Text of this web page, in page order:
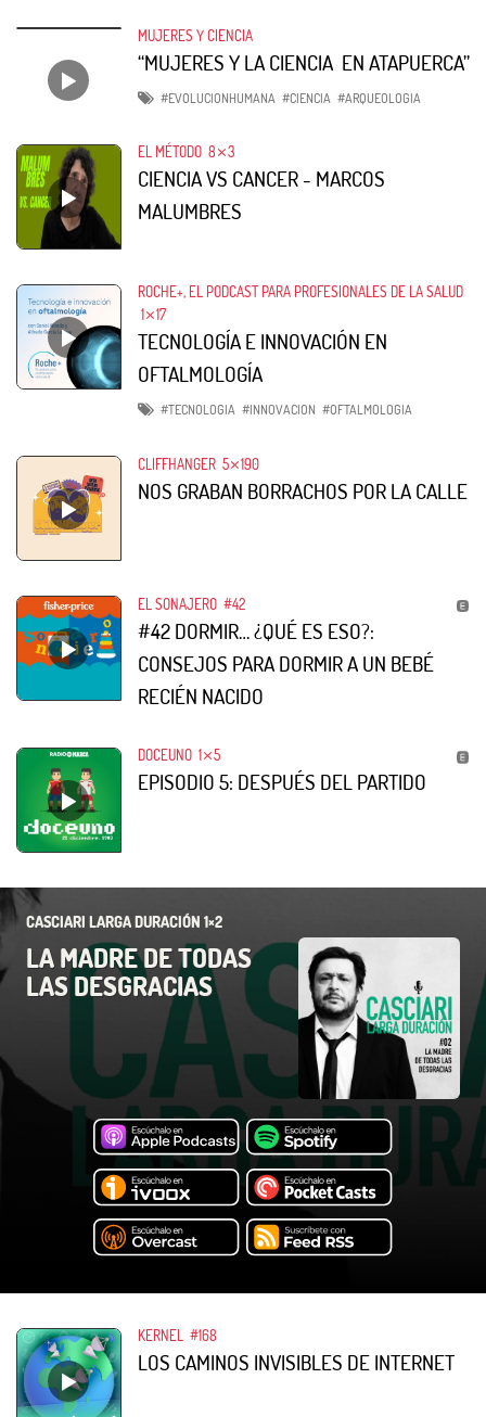
MUJERES Y CIENCIA
“MUJERES Y LA CIENCIA EN ATAPUERCA”
#EVOLUCIONHUMANA #CIENCIA #ARQUEOLOGIA
EL MÉTODO 8⨯3
CIENCIA VS CANCER - MARCOS
MALUMBRES
ROCHE+, EL PODCAST PARA PROFESIONALES DE LA SALUD
1⨯17
TECNOLOGÍA E INNOVACIÓN EN
OFTALMOLOGÍA
#TECNOLOGIA #INNOVACION #OFTALMOLOGIA
CLIFFHANGER 5⨯190
NOS GRABAN BORRACHOS POR LA CALLE
EL SONAJERO #42
#42 DORMIR… ¿QUÉ ES ESO?:
CONSEJOS PARA DORMIR A UN BEBÉ
RECIÉN NACIDO
DOCEUNO 1⨯5
EPISODIO 5: DESPUÉS DEL PARTIDO
CASCIARI LARGA DURACIÓN 1×2
LA MADRE DE TODAS
LAS DESGRACIAS
KERNEL #168
LOS CAMINOS INVISIBLES DE INTERNET